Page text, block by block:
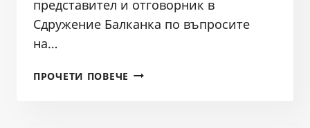
представител и отговорник в
Сдружение Балканка по въпросите
на…
ПРОЧЕТИ ПОВЕЧЕ ПОЗДРАВИТЕЛЕН